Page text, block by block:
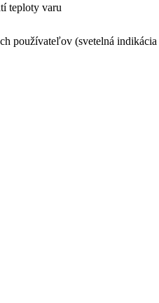
teploty varu
používateľov (svetelná indikácia